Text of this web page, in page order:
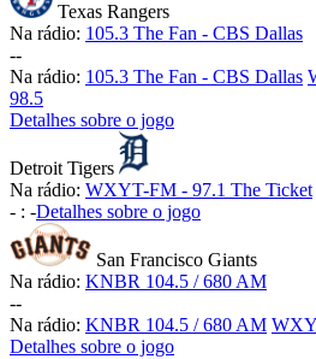
Texas Rangers
Na rádio: 105.3 The Fan - CBS Dallas
--
Na rádio: 105.3 The Fan - CBS Dallas
98.5
Detalhes sobre o jogo
Detroit Tigers
Na rádio: WXYT-FM - 97.1 The Ticket
- : -Detalhes sobre o jogo
San Francisco Giants
Na rádio: KNBR 104.5 / 680 AM
--
Na rádio: KNBR 104.5 / 680 AM
Detalhes sobre o jogo